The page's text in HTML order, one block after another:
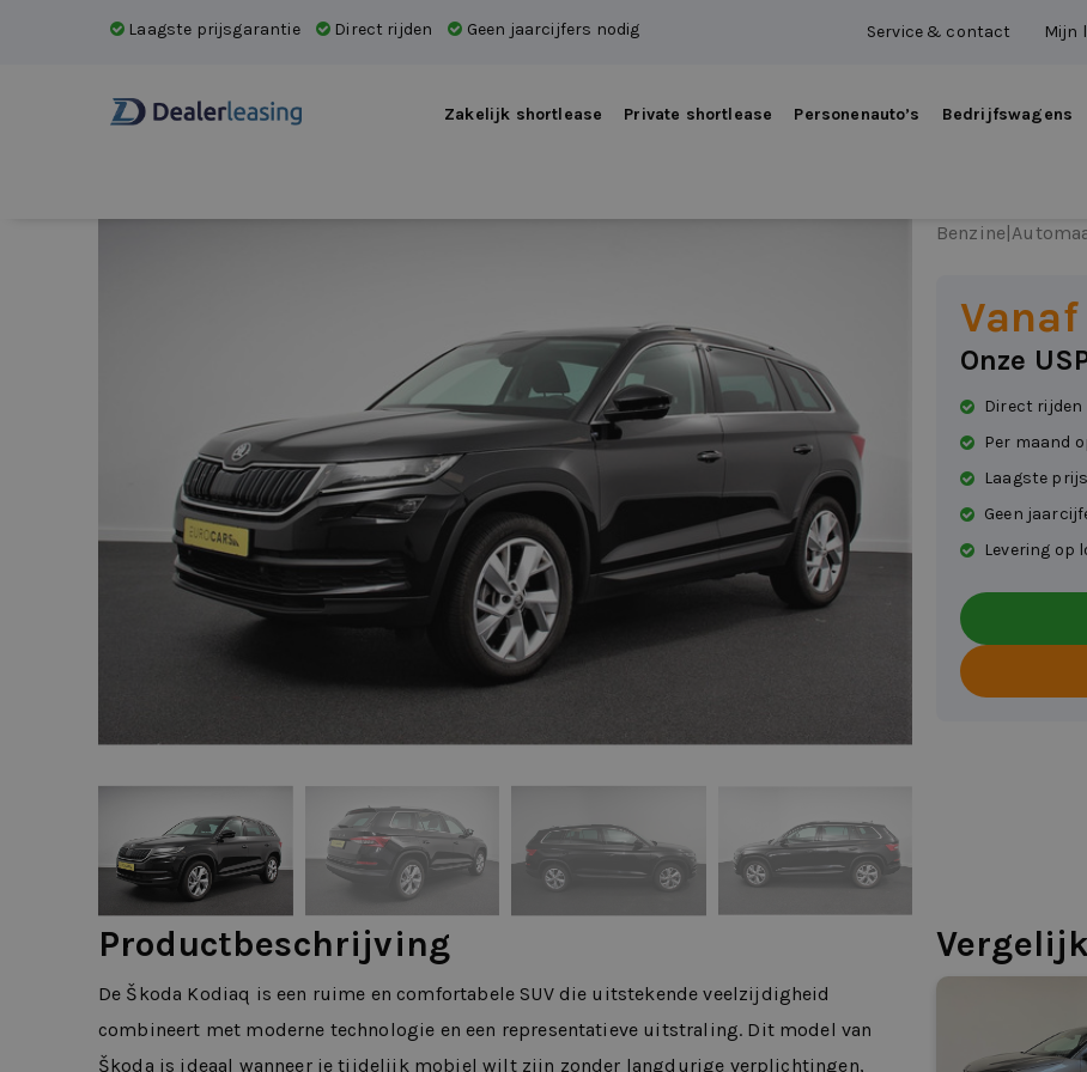
Laagste prijsgarantie Direct rijden Geen jaarcijfers nodig Service & contact Mijn
Zakelijk shortlease Private shortlease Personenauto’s Bedrijfswagens
Benzine|
Onze
Direct rijden
Per maand
Laagste
Geen
Levering op
Productbeschrijving
De Škoda Kodiaq is een ruime en comfortabele SUV die uitstekende veelzijdigheid
combineert met moderne technologie en een representatieve uitstraling. Dit model van
Škoda is ideaal wanneer je tijdelijk mobiel wilt zijn zonder langdurige verplichtingen,